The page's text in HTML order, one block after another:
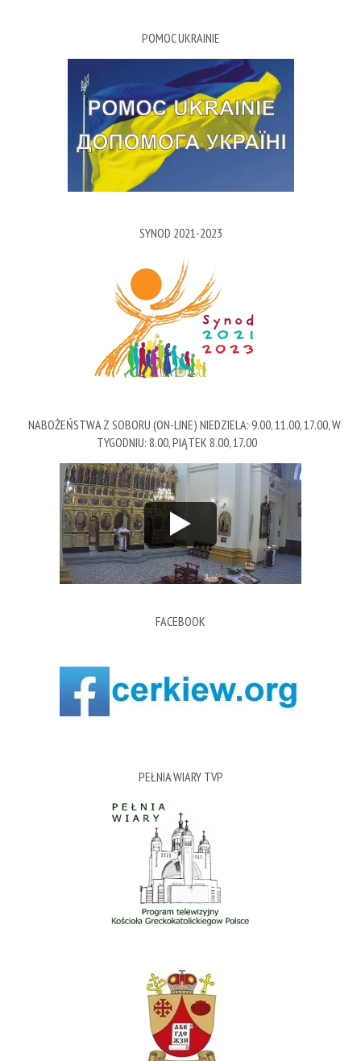
POMOC UKRAINIE
SYNOD 2021-2023
NABOŻEŃSTWA Z SOBORU (ON-LINE) NIEDZIELA: 9.00, 11.00, 17.00, W
TYGODNIU: 8.00, PIĄTEK 8.00, 17.00
FACEBOOK
PEŁNIA WIARY TVP